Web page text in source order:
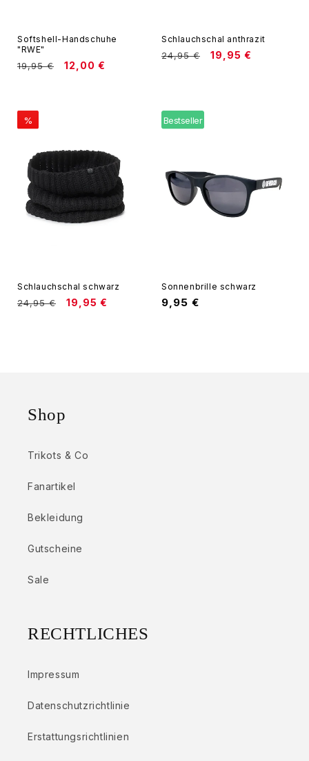
Softshell-Handschuhe
"RWE"
Normaler
19,95 € Verkaufspreis
12,00 €
Schlauchschal anthrazit
Normaler
24,95 € Verkaufspreis
19,95 €
%
Schlauchschal schwarz
Normaler
24,95 € Verkaufspreis
19,95 €
Bestseller
Sonnenbrille schwarz
Normaler
9,95 €
Shop
Trikots & Co
Fanartikel
Bekleidung
Gutscheine
Sale
RECHTLICHES
Impressum
Datenschutzrichtlinie
Erstattungsrichtlinien